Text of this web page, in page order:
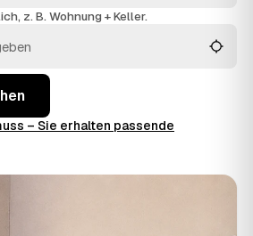
einzelne Anfragen und sehen
z. B. Wohnung + Keller.
– Sie erhalten passende